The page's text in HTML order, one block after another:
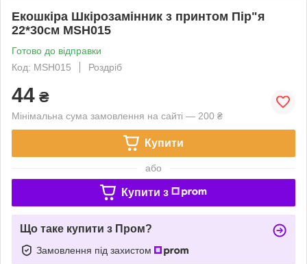
Екошкіра Шкірозамінник з принтом Пір"я
22*30см МSH015
Готово до відправки
Код: МSH015
Роздріб
44 ₴
Мінімальна сума замовлення на сайті — 200 ₴
Купити
або
Купити з
Що таке купити з Пром?
Замовлення під захистом